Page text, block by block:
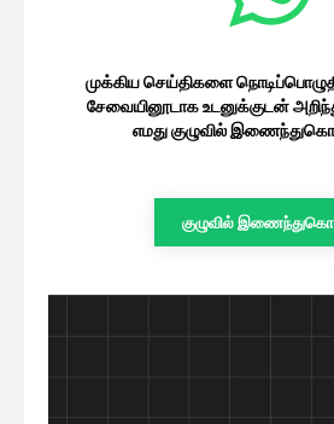
முக்கிய செய்திகளை
சேவையினூடாக உடனுக்குடன்
எமது குழுவில்
குழுவில்